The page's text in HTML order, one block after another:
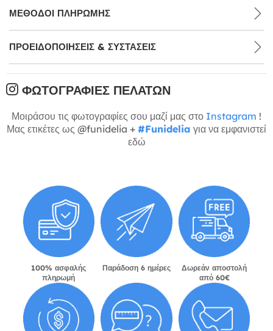
ΜΕΘΌΔΟΙ ΠΛΗΡΩΜΉΣ
ΠΡΟΕΙΔΟΠΟΙΉΣΕΙΣ & ΣΥΣΤΆΣΕΙΣ
ΦΩΤΟΓΡΑΦΊΕΣ ΠΕΛΑΤΏΝ
Μοιράσου τις φωτογραφίες σου μαζί μας στο Instagram !
Μας ετικέτες ως @funidelia + #Funidelia για να εμφανιστεί
εδώ
100% ασφαλής
πληρωμή
Παράδοση 6 ημέρες
Δωρεάν αποστολή
από 60€